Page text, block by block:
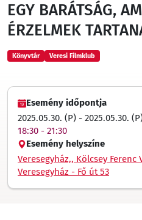
EGY BARÁTSÁG,
ÉRZELMEK
Könyvtár Veresi Filmklub
Esemény időpontja
2025.05.30. (P) - 2025.05.30.
18:30 - 21:30
Esemény helyszíne
Veresegyház,, Kölcsey Ferenc
Veresegyház - Fő út 53